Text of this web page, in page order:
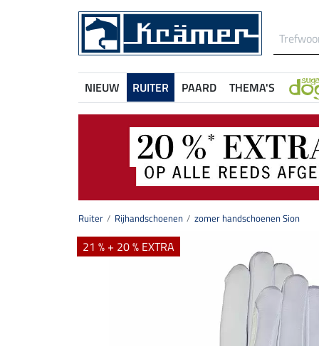
NIEUW RUITER PAARD THEMA'S
Ruiter Rijhandschoenen zomer handschoenen Sion
21 % + 20 % EXTRA